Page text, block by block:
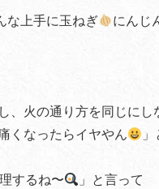
な上手に玉ねぎ にんじ
、火の通り方を同じに
くなったらイヤやん
するね〜
」と言って